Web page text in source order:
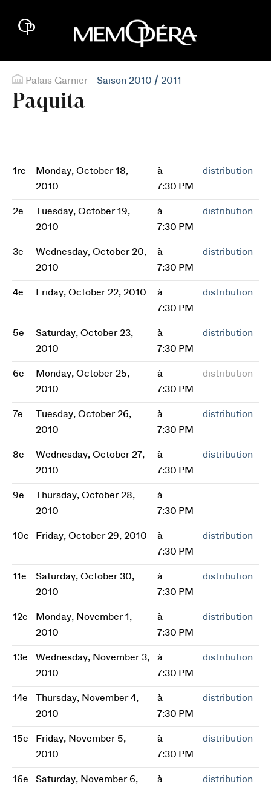
Palais Garnier - Saison 2010 / 2011
Paquita
1re
Monday, October 18,
2010
à
7:30 PM
distribution
2e
Tuesday, October 19,
2010
à
7:30 PM
distribution
3e
Wednesday, October 20,
2010
à
7:30 PM
distribution
4e Friday, October 22, 2010
à
7:30 PM
distribution
5e
Saturday, October 23,
2010
à
7:30 PM
distribution
6e
Monday, October 25,
2010
à
7:30 PM
distribution
7e
Tuesday, October 26,
2010
à
7:30 PM
distribution
8e
Wednesday, October 27,
2010
à
7:30 PM
distribution
9e
Thursday, October 28,
2010
à
7:30 PM
10e Friday, October 29, 2010
à
7:30 PM
distribution
11e
Saturday, October 30,
2010
à
7:30 PM
distribution
12e
Monday, November 1,
2010
à
7:30 PM
distribution
13e
Wednesday, November 3,
2010
à
7:30 PM
distribution
14e
Thursday, November 4,
2010
à
7:30 PM
distribution
15e
Friday, November 5,
2010
à
7:30 PM
distribution
16e
Saturday, November 6,
à
distribution